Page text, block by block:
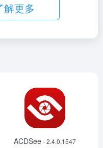
解更多
ACDSee- 2.4.0.1547